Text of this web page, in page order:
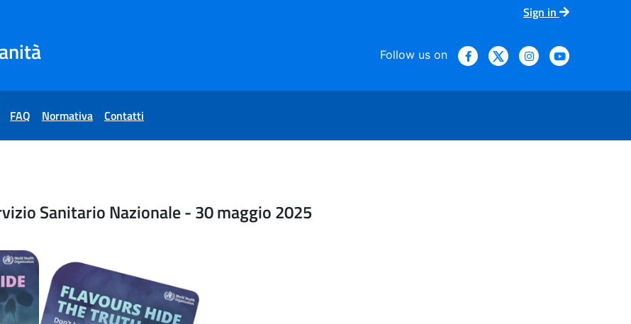
Sign in
Follow us on
FAQ Normativa Contatti
e Servizio Sanitario Nazionale - 30
Sanitario Nazionale - 30 maggio 2025